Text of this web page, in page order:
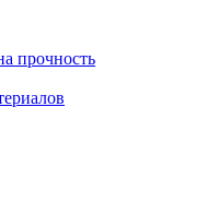
прочность